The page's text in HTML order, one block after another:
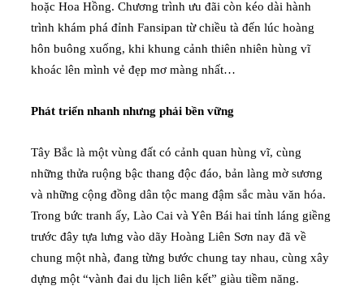
hoặc Hoa Hồng. Chương trình ưu đãi còn kéo dài hành
trình khám phá đỉnh Fansipan từ chiều tà đến lúc hoàng
hôn buông xuống, khi khung cảnh thiên nhiên hùng vĩ
khoác lên mình vẻ đẹp mơ màng nhất…
Phát triển nhanh nhưng phải bền vững
Tây Bắc là một vùng đất có cảnh quan hùng vĩ, cùng
những thửa ruộng bậc thang độc đáo, bản làng mờ sương
và những cộng đồng dân tộc mang đậm sắc màu văn hóa.
Trong bức tranh ấy, Lào Cai và Yên Bái hai tỉnh láng giềng
trước đây tựa lưng vào dãy Hoàng Liên Sơn nay đã về
chung một nhà, đang từng bước chung tay nhau, cùng xây
dựng một “vành đai du lịch liên kết” giàu tiềm năng.